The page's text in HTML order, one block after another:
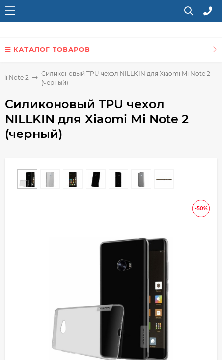
КАТАЛОГ ТОВАРОВ
Note 2
Силиконовый TPU чехол NILLKIN для Xiaomi Mi Note 2
(черный)
Силиконовый TPU чехол
NILLKIN для Xiaomi Mi Note 2
(черный)
-50%